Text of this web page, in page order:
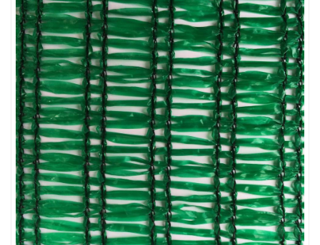
LƯỚI CHẮN CHIM
LƯỚI CHẮN CÔN TRÙNG